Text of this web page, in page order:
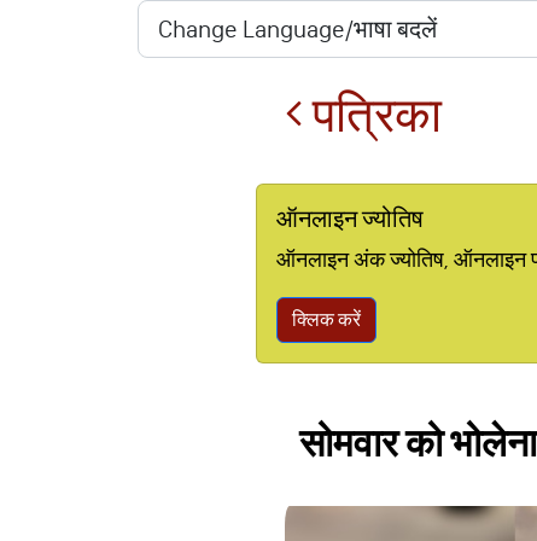
पत्रिका
ऑनलाइन ज्योतिष
ऑनलाइन अंक ज्योतिष, ऑनलाइन
क्लिक करें
सोमवार को